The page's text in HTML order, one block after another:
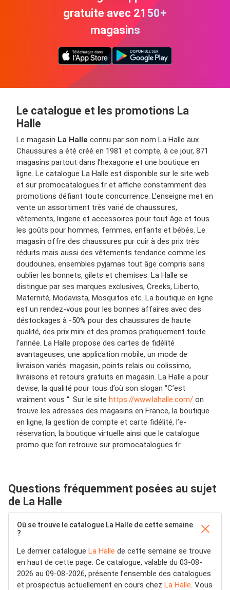
gratuite avec 2150+
magasins
Le catalogue et les promotions La
Halle
Le magasin La Halle connu par son nom La Halle aux
Chaussures a été créé en 1981 et compte, à ce jour, 871
magasins partout dans l’hexagone et une boutique en
ligne. Le catalogue La Halle est disponible sur le site web
et sur promocatalogues.fr et affiche constamment des
promotions défiant toute concurrence. L’enseigne met en
vente un assortiment très varié de chaussures,
vêtements, lingerie et accessoires pour tout âge et tous
les goûts pour hommes, femmes, enfants et bébés. Le
magasin offre des chaussures pur cuir à des prix très
réduits mais aussi des vêtements tendance comme les
doudounes, ensembles pyjamas tout âge compris sans
oublier les bonnets, gilets et chemises. La Halle se
distingue par ses marques exclusives, Creeks, Liberto,
Maternité, Modavista, Mosquitos etc. La boutique en ligne
est un rendez-vous pour les bonnes affaires avec des
déstockages à -50% pour des chaussures de haute
qualité, des prix mini et des promos pratiquement toute
l’année. La Halle propose des cartes de fidélité
avantageuses, une application mobile, un mode de
livraison variés: magasin, points relais ou colissimo,
livraisons et retours gratuits en magasin. La Halle a pour
devise, la qualité pour tous d’où son slogan “C’est
vraiment vous “. Sur le site https://www.lahalle.com/ on
trouve les adresses des magasins en France, la boutique
en ligne, la gestion de compte et carte fidélité, l’e-
réservation, la boutique virtuelle ainsi que le catalogue
promo que l’on retrouve sur promocatalogues.fr.
Questions fréquemment posées au sujet
de La Halle
Où se trouve le catalogue La Halle de cette semaine
?
Le dernier catalogue La Halle de cette semaine se trouve
en haut de cette page. Ce catalogue, valable du 03-08-
2026 au 09-08-2026, présente l’ensemble des catalogues
et prospectus actuellement en cours chez La Halle. Vous